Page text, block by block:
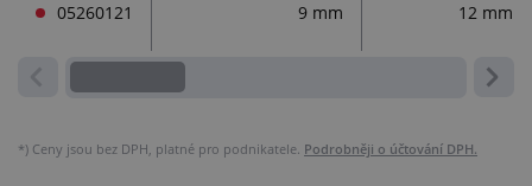
05260121 9 mm 12 mm
*) Ceny jsou bez DPH, platné pro podnikatele. Podrobněji o účtování DPH.